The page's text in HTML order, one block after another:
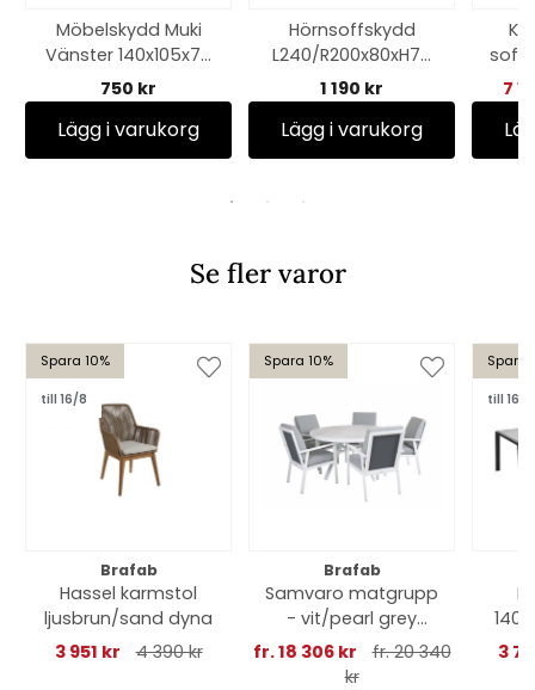
Möbelskydd Muki
Vänster 140x105x70
cm, andas - svart
750 kr
Lägg i varukorg
Hörnsoffskydd
L240/R200x80xH70
cm, andas - svart
1 190 kr
Lägg i varukorg
7
Se fler varor
Spara 10%
till 16/8
Brafab
Hassel karmstol
ljusbrun/sand dyna
3 951 kr
4 390 kr
Spara 10%
Brafab
Samvaro matgrupp
- vit/pearl grey
dyna
fr. 18 306 kr
fr. 20 340
kr
Spara
till 16/8
3